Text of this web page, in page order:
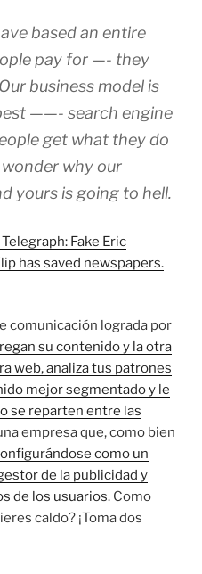
based an entire
pay for —- they
business model is
——- search engine
get what they do
why our
yours is going to hell.
Fake Eric
has saved newspapers.
comunicación lograda por
su contenido y la otra
web, analiza tus patrones
mejor segmentado y le
se reparten entre las
empresa que, como bien
como un
de la publicidad y
de los usuarios. Como
caldo? ¡Toma dos